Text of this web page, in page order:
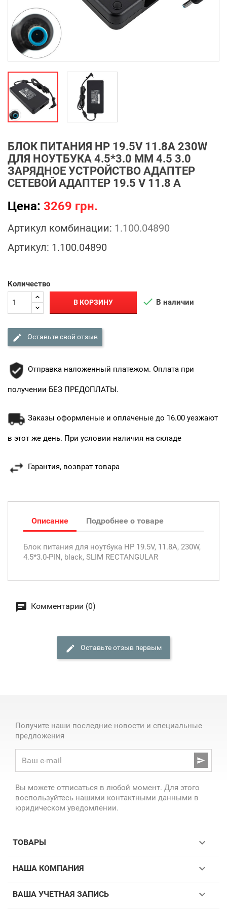
БЛОК ПИТАНИЯ HP 19.5V 11.8A 230W
ДЛЯ НОУТБУКА 4.5*3.0 ММ 4.5 3.0
ЗАРЯДНОЕ УСТРОЙСТВО АДАПТЕР
СЕТЕВОЙ АДАПТЕР 19.5 V 11.8 A
Цена: 3269 грн.
Артикул комбинации: 1.100.04890
Артикул: 1.100.04890
Количество
В КОРЗИНУ  В наличии
Оставьте свой отзыв
Отправка наложенный платежом. Оплата при
получении БЕЗ ПРЕДОПЛАТЫ.
Заказы оформленые и оплаченые до 16.00 уезжают
в этот же день. При условии наличия на складе
Гарантия, возврат товара
Описание Подробнее о товаре
Блок питания для ноутбука HP 19.5V, 11.8A, 230W,
4.5*3.0-PIN, black, SLIM RECTANGULAR
Комментарии (0)
Оставьте отзыв первым
Получите наши последние новости и специальные
предложения

Вы можете отписаться в любой момент. Для этого
воспользуйтесь нашими контактными данными в
юридическом уведомлении.
ТОВАРЫ 
НАША КОМПАНИЯ 
ВАША УЧЕТНАЯ ЗАПИСЬ 